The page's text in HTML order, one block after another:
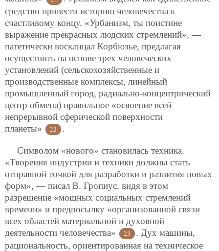
средство привести историю человечества к
счастливому концу. «Урбанизм, ты поистине
выражение прекрасных людских стремлений», —
патетически восклицал Корбюзье, предлагая
осуществить на основе трех человеческих
установлений (сельскохозяйственные и
производственные комплексы, линейный
промышленный город, радиально-концентрический
центр обмена) правильное «освоение всей
непрерывной сферической поверхности
планеты»
22 .
Символом «нового» становилась техника.
«Творения индустрии и техники должны стать
отправной точкой для разработки и развития новых
форм», — писал В. Гропиус, видя в этом
разрешение «мощных социальных стремлений
времени» и предпосылку «организованной связи
всех областей материальной и духовной
деятельности человечества»
23
. Дух машины,
рациональность, ориентированная на техническое